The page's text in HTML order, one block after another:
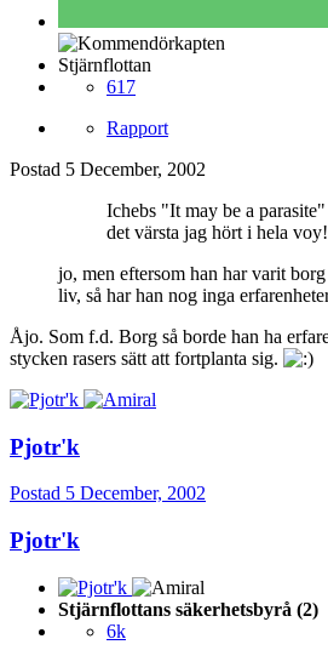
Stjärnflottan
617
Rapport
Postad 5 December, 2002
Ichebs "It may be a
det värsta jag hört i hela voy!
jo, men eftersom han har varit
liv, så har han nog inga
Åjo. Som f.d. Borg så borde han ha
stycken rasers sätt att fortplanta sig.
Pjotr'k
Postad 5 December, 2002
Pjotr'k
Stjärnflottans säkerhetsbyrå (2)
6k